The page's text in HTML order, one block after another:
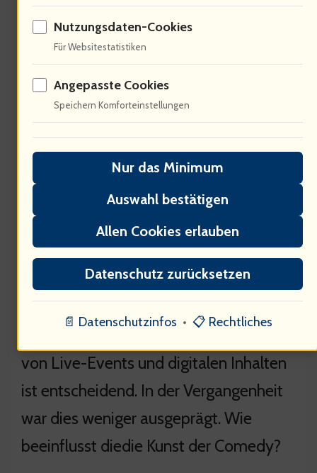
Comedy-Industrie
90% der Comedians leben von ihren
Auftritten. Till Reiners’ Tour ist ein
Paradebeispiel. Die Ticketverkäufe sind
eine Hauptquelle des Einkommens.
Sponsoren und Merchandising spielen
von Live-Events und digitalen Inhalten
ist entscheidend. In der Vergangenheit
war dies weniger ausgeprägt. Wie
beeinflusst diedie Kunst der Comedy?
Nutzungsdaten-Cookies
Für Websitestatistiken
Angepasste Cookies
Speichern Komforteinstellungen
Nur das Minimum
Auswahl bestätigen
Allen Cookies erlauben
Datenschutz zurücksetzen
📄 Datenschutzinfos • 📋 Rechtliches